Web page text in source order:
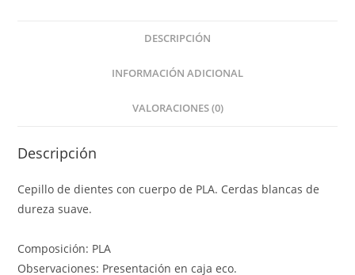
DESCRIPCIÓN
INFORMACIÓN ADICIONAL
VALORACIONES (0)
Descripción
Cepillo de dientes con cuerpo de PLA. Cerdas blancas de
dureza suave.
Composición: PLA
Observaciones: Presentación en caja eco.